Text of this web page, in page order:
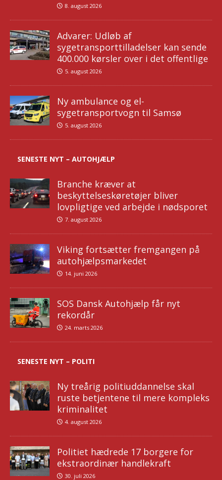
8. august 2026
Advarer: Udløb af
sygetransporttilladelser kan sende
400.000 kørsler over i det offentlige
5. august 2026
Ny ambulance og el-
sygetransportvogn til Samsø
5. august 2026
SENESTE NYT – AUTOHJÆLP
Branche kræver at
beskyttelseskøretøjer bliver
lovpligtige ved arbejde i nødsporet
7. august 2026
Viking fortsætter fremgangen på
autohjælpsmarkedet
14. juni 2026
SOS Dansk Autohjælp får nyt
rekordår
24. marts 2026
SENESTE NYT – POLITI
Ny treårig politiuddannelse skal
ruste betjentene til mere kompleks
kriminalitet
4. august 2026
Politiet hædrede 17 borgere for
ekstraordinær handlekraft
30. juli 2026